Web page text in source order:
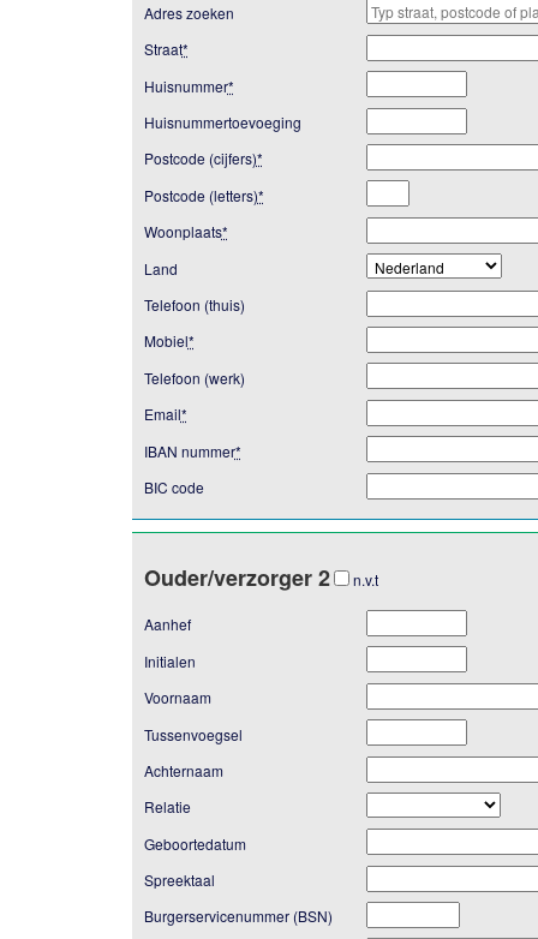
Adres zoeken
Straat*
Huisnummer*
Huisnummertoevoeging
Postcode (cijfers)*
Postcode (letters)*
Woonplaats*
Land
Telefoon (thuis)
Mobiel*
Telefoon (werk)
Email*
IBAN nummer*
BIC code
Ouder/verzorger 2 n.v.t
Aanhef
Initialen
Voornaam
Tussenvoegsel
Achternaam
Relatie
Geboortedatum
Spreektaal
Burgerservicenummer (BSN)